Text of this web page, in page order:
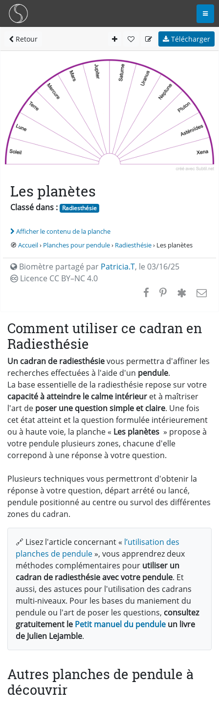
Retour Télécharger
Les planètes
Classé dans : Radiesthésie
Afficher le contenu de la planche
🧭 Accueil› Planches pour pendule› Radiesthésie› Les planètes
Biomètre partagé par Patricia.T, le 03/16/25
Licence CC BY–NC 4.0
Comment utiliser ce cadran en
Radiesthésie
Un cadran de radiesthésievous permettra d'affiner les
recherches effectuées à l'aide d'un pendule.
La base essentielle de la radiesthésie repose sur votre
capacité à atteindre le calme intérieur et à maîtriser
l'art de poser une question simple et claire. Une fois
cet état atteint et la question formulée intérieurement
ou à haute voie, la planche « Les planètes » propose à
votre pendule plusieurs zones, chacune d'elle
correpond à une réponse à votre question.
Plusieurs techniques vous permettront d'obtenir la
réponse à votre question, départ arrété ou lancé,
pendule positionné au centre ou survol des différentes
zones du cadran.
🔗 Lisez l'article concernant « l’utilisation des
planches de pendule», vous apprendrez deux
méthodes complémentaires pour utiliser un
cadran de radiesthésie avec votre pendule. Et
aussi, des astuces pour l'utilisation des cadrans
multi-niveaux. Pour les bases du maniement du
pendule ou l'art de poser les questions, consultez
gratuitement le Petit manuel du pendule un livre
de Julien Lejamble.
Autres planches de pendule à
découvrir